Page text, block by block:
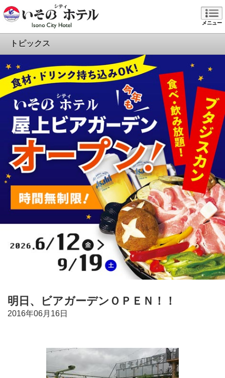
メニュー
トピックス
明日、ビアガーデンＯＰＥＮ！！
2016年06月16日